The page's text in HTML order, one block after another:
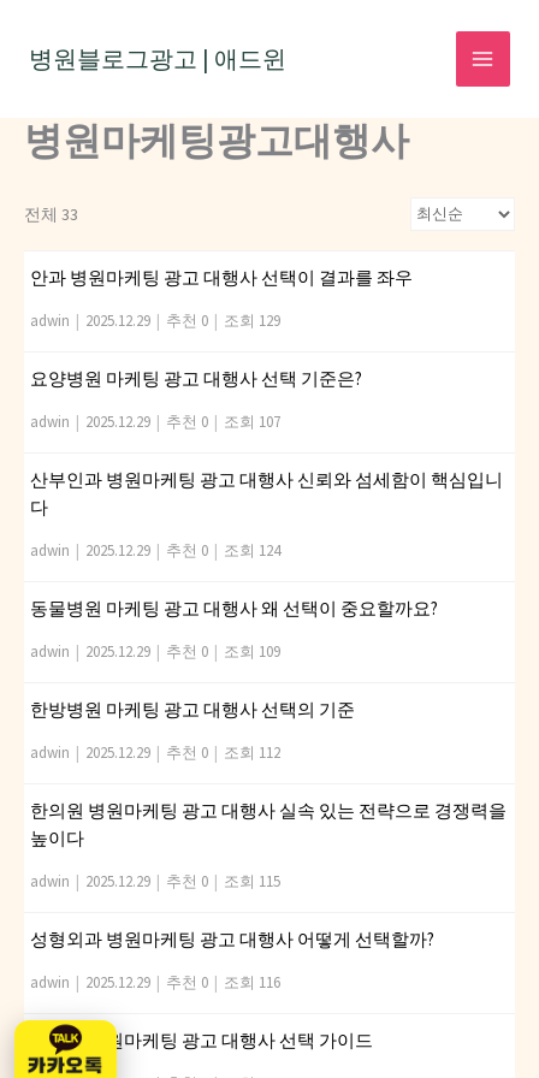
병원블로그광고 | 애드윈
병원마케팅광고대행사
전체 33
안과 병원마케팅 광고 대행사 선택이 결과를 좌우
adwin | 2025.12.29 | 추천 0 | 조회 129
요양병원 마케팅 광고 대행사 선택 기준은?
adwin | 2025.12.29 | 추천 0 | 조회 107
산부인과 병원마케팅 광고 대행사 신뢰와 섬세함이 핵심입니
다
adwin | 2025.12.29 | 추천 0 | 조회 124
동물병원 마케팅 광고 대행사 왜 선택이 중요할까요?
adwin | 2025.12.29 | 추천 0 | 조회 109
한방병원 마케팅 광고 대행사 선택의 기준
adwin | 2025.12.29 | 추천 0 | 조회 112
한의원 병원마케팅 광고 대행사 실속 있는 전략으로 경쟁력을
높이다
adwin | 2025.12.29 | 추천 0 | 조회 115
성형외과 병원마케팅 광고 대행사 어떻게 선택할까?
adwin | 2025.12.29 | 추천 0 | 조회 116
피부과 병원마케팅 광고 대행사 선택 가이드